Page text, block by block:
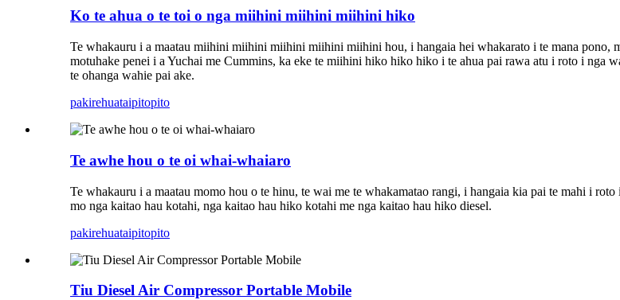
Ko te ahua o te toi o nga miihini miihini miihini hiko
Te whakauru i a maatau miihini miihini miihini miihini miihini hou, i hangaia hei whakarato i te mana
motuhake penei i a Yuchai me Cummins, ka eke te miihini hiko hiko hiko i te ahua pai rawa atu i roto i nga
te ohanga wahie pai ake.
pakirehuataipitopito
Te awhe hou o te oi whai-whaiaro
Te whakauru i a maatau momo hou o te hinu, te wai me te whakamatao rangi, i hangaia kia pai te mahi i
mo nga kaitao hau kotahi, nga kaitao hau hiko kotahi me nga kaitao hau hiko diesel.
pakirehuataipitopito
Tiu Diesel Air Compressor Portable Mobile